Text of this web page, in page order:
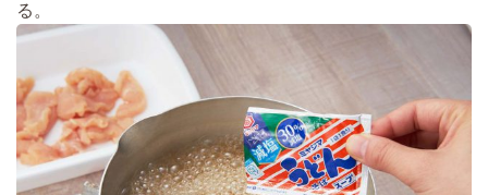
る。